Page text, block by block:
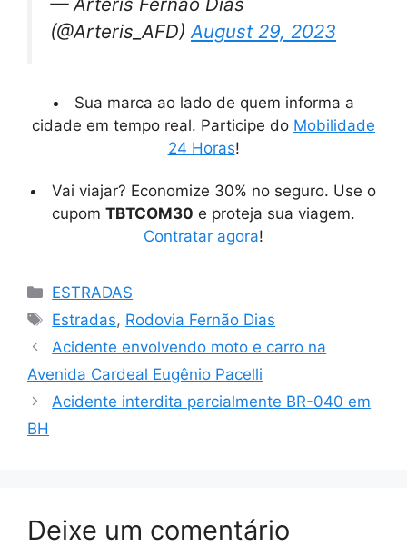
(@Arteris_AFD)August 29, 2023
Sua marca ao lado de quem informa a
cidade em tempo real. Participe do Mobilidade
24 Horas!
Vai viajar? Economize 30% no seguro. Use o
cupom TBTCOM30 e proteja sua viagem.
Contratar agora!
Categorias
ESTRADAS
Tags
Estradas, Rodovia Fernão Dias
Acidente envolvendo moto e carro na
Avenida Cardeal Eugênio Pacelli
Acidente interdita parcialmente BR-040 em
BH
Deixe um comentário